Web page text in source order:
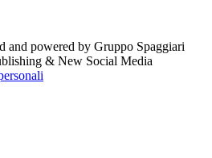
and powered by Gruppo Spaggiari
& New Social Media